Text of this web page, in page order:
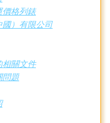
格列錶
）有限公司
關文件
問題